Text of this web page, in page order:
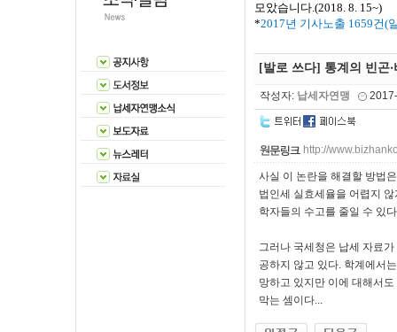
모았습니다.(2018. 8. 15~)
*2017년 기사노출 1659건(
[발로 쓰다] 통계의 빈곤
작성자: 납세자연맹
http://
사실 이 논란을 해결할 방법
법인세 실효세율을 어렵지
학자들의 수고를 줄일 수 있
그러나 국세청은 납세 자료
공하지 않고 있다. 학계에서
망하고 있지만 이에 대해서
막는 셈이다...